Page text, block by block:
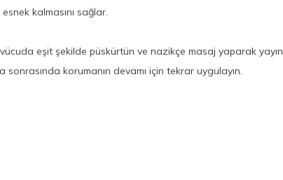
kalmasını sağlar.
eşit şekilde püskürtün ve nazikçe masaj yaparak
korumanın devamı için tekrar uygulayın.